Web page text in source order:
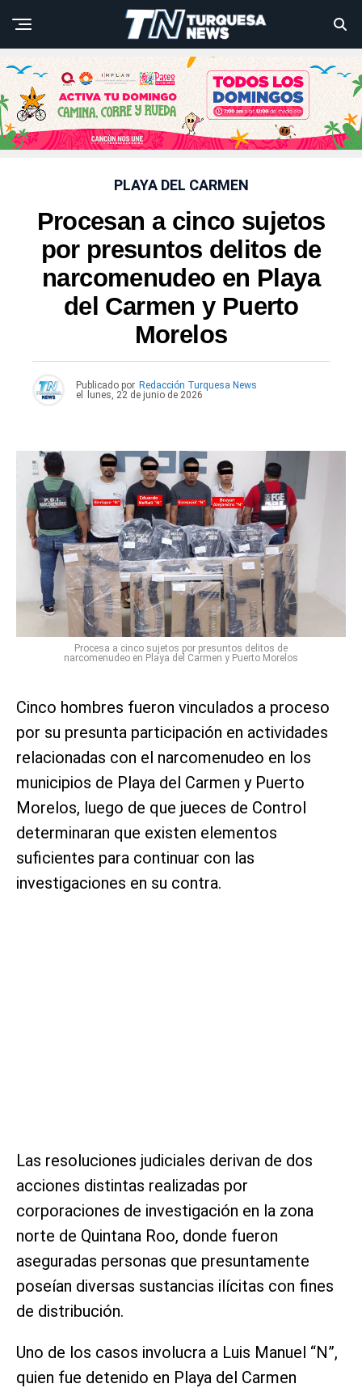
PLAYA DEL CARMEN
Procesan a cinco sujetos
por presuntos delitos de
narcomenudeo en Playa
del Carmen y Puerto
Morelos
Publicado por Redacción Turquesa News
el
lunes, 22 de junio de 2026
Procesa a cinco sujetos por presuntos delitos de
narcomenudeo en Playa del Carmen y Puerto Morelos
Cinco hombres fueron vinculados a proceso
por su presunta participación en actividades
relacionadas con el narcomenudeo en los
municipios de Playa del Carmen y Puerto
Morelos, luego de que jueces de Control
determinaran que existen elementos
suficientes para continuar con las
investigaciones en su contra.
Las resoluciones judiciales derivan de dos
acciones distintas realizadas por
corporaciones de investigación en la zona
norte de Quintana Roo, donde fueron
aseguradas personas que presuntamente
poseían diversas sustancias ilícitas con fines
de distribución.
Uno de los casos involucra a Luis Manuel “N”,
quien fue detenido en Playa del Carmen